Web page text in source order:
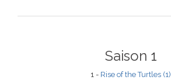
Saison 1
1 - Rise of the Turtles (1)